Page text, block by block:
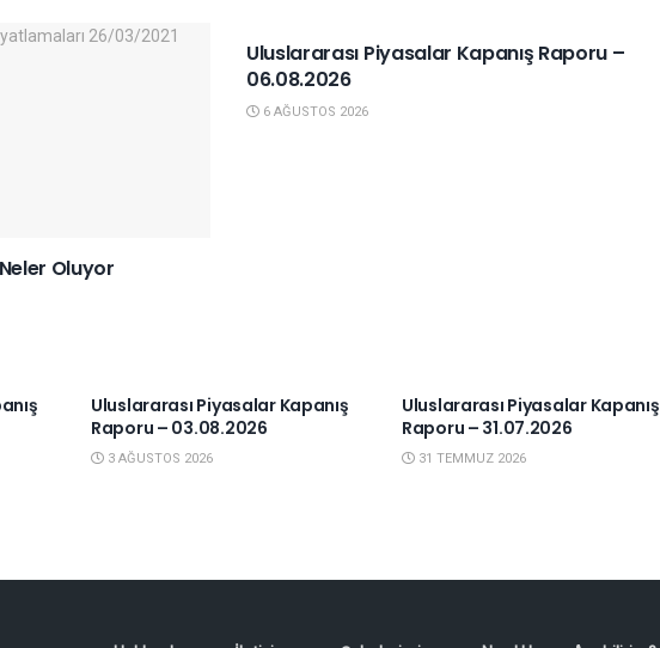
Oluyor
Uluslararası Piyasalar Kapanış Raporu –
06.08.2026
6 AĞUSTOS 2026
Uluslararası Piyasalar Kapanış
Raporu – 03.08.2026
3 AĞUSTOS 2026
Uluslararası Piyasalar Kapanış
Raporu – 31.07.2026
31 TEMMUZ 2026